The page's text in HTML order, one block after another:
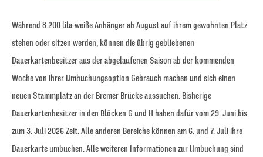
Während 8.200 lila-weiße Anhänger ab August auf ihrem gewohnten Platz
stehen oder sitzen werden, können die übrig gebliebenen
Dauerkartenbesitzer aus der abgelaufenen Saison ab der kommenden
Woche von ihrer Umbuchungsoption Gebrauch machen und sich einen
neuen Stammplatz an der Bremer Brücke aussuchen. Bisherige
Dauerkartenbesitzer in den Blöcken G und H haben dafür vom 29. Juni bis
zum 3. Juli 2026 Zeit. Alle anderen Bereiche können am 6. und 7. Juli ihre
Dauerkarte umbuchen. Alle weiteren Informationen zur Umbuchung sind